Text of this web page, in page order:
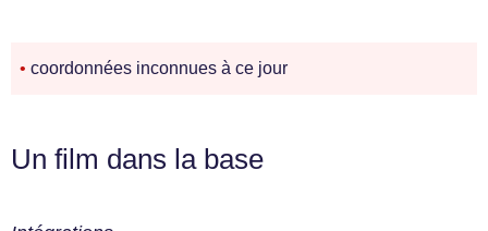
• coordonnées inconnues à ce jour
Un film dans la base